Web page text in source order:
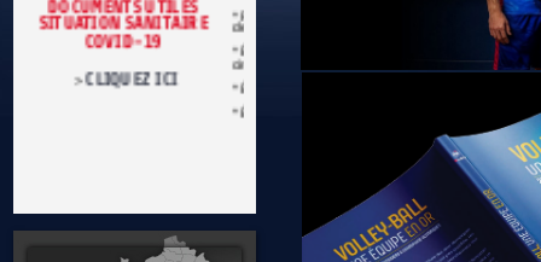
* Refuser toute forme de violence et
de tricherie.
* Être maître de soi en toutes
* Être loyal dans le sport et dans la vie.
* Être exemplaire, généreux et tolérant